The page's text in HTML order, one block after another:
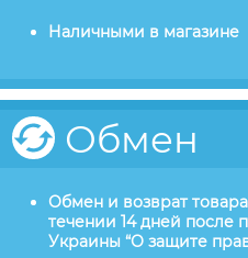
Наличными в магазине
Обмен
Обмен и возврат
течении 14 дней после
Украины “О защите